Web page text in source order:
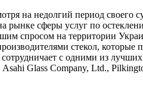
на недолгий период своего
рынке сферы услуг по
спросом на территории
стекол, которые
с одними из лучших
Glass Company, Ltd.,